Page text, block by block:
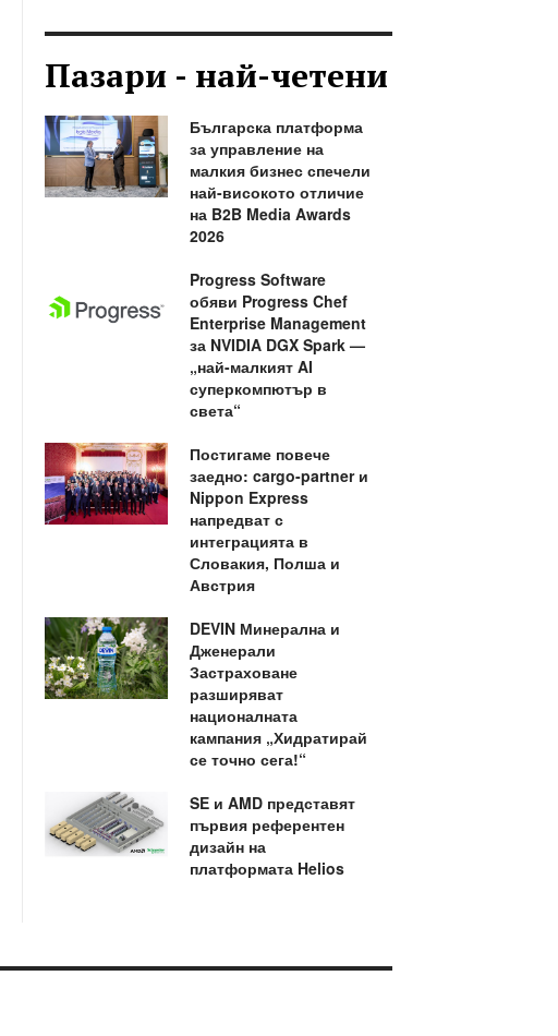
Пазари - най-четени
Българска платформа
за управление на
малкия бизнес спечели
най-високото отличие
на B2B Media Awards
2026
Progress Software
обяви Progress Chef
Enterprise Management
за NVIDIA DGX Spark —
„най-малкият AI
суперкомпютър в
света“
Постигаме повече
заедно: cargo-partner и
Nippon Express
напредват с
интеграцията в
Словакия, Полша и
Австрия
DEVIN Минерална и
Дженерали
Застраховане
разширяват
националната
кампания „Хидратирай
се точно сега!“
SE и AMD представят
първия референтен
дизайн на
платформата Helios